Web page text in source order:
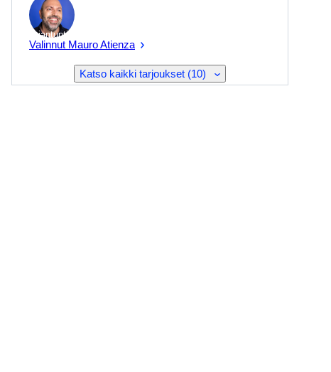
asiantuntija
Valinnut Mauro Atienza
Katso kaikki tarjoukset (10)